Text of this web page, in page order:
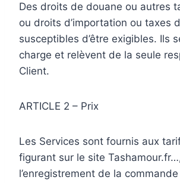
Des droits de douane ou autres
ou droits d’importation ou taxes
susceptibles d’être exigibles. Ils
charge et relèvent de la seule
Client.
ARTICLE 2 – Prix
Les Services sont fournis aux
figurant sur le site
l’enregistrement de la